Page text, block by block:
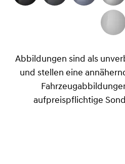
Abbildungen sind als
und stellen eine
aufpreispflichtige